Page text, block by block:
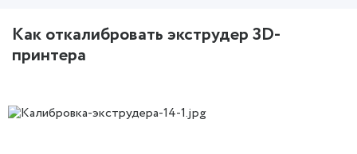
Как откалибровать экструдер 3D-
принтера